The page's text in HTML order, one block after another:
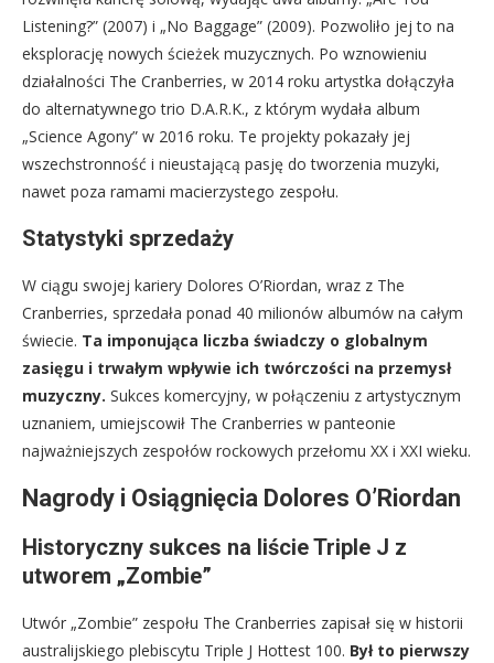
Listening?” (2007) i „No Baggage” (2009). Pozwoliło jej to na
eksplorację nowych ścieżek muzycznych. Po wznowieniu
działalności The Cranberries, w 2014 roku artystka dołączyła
do alternatywnego trio D.A.R.K., z którym wydała album
„Science Agony” w 2016 roku. Te projekty pokazały jej
wszechstronność i nieustającą pasję do tworzenia muzyki,
nawet poza ramami macierzystego zespołu.
Statystyki sprzedaży
W ciągu swojej kariery Dolores O’Riordan, wraz z The
Cranberries, sprzedała ponad 40 milionów albumów na całym
świecie. Ta imponująca liczba świadczy o globalnym
zasięgu i trwałym wpływie ich twórczości na przemysł
muzyczny. Sukces komercyjny, w połączeniu z artystycznym
uznaniem, umiejscowił The Cranberries w panteonie
najważniejszych zespołów rockowych przełomu XX i XXI wieku.
Nagrody i Osiągnięcia Dolores O’Riordan
Historyczny sukces na liście Triple J z
utworem „Zombie”
Utwór „Zombie” zespołu The Cranberries zapisał się w historii
australijskiego plebiscytu Triple J Hottest 100. Był to pierwszy